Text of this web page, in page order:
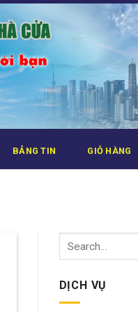
BẢNG TIN GIỎ HÀNG
DỊCH VỤ